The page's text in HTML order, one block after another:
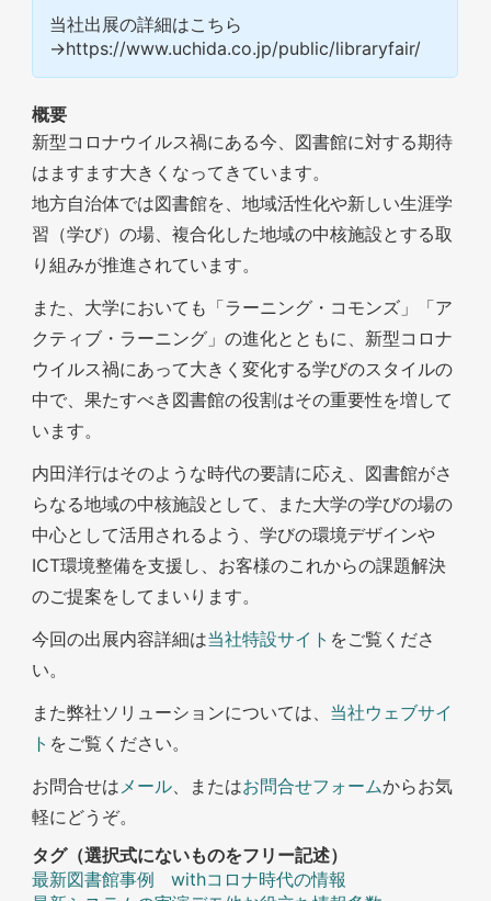
当社出展の詳細はこちら
→https://www.uchida.co.jp/public/libraryfair/
概要
新型コロナウイルス禍にある今、図書館に対する期待
はますます大きくなってきています。
地方自治体では図書館を、地域活性化や新しい生涯学
習（学び）の場、複合化した地域の中核施設とする取
り組みが推進されています。
また、大学においても「ラーニング・コモンズ」「ア
クティブ・ラーニング」の進化とともに、新型コロナ
ウイルス禍にあって大きく変化する学びのスタイルの
中で、果たすべき図書館の役割はその重要性を増して
います。
内田洋行はそのような時代の要請に応え、図書館がさ
らなる地域の中核施設として、また大学の学びの場の
中心として活用されるよう、学びの環境デザインや
ICT環境整備を支援し、お客様のこれからの課題解決
のご提案をしてまいります。
今回の出展内容詳細は当社特設サイト をご覧くださ
い。
また弊社ソリューションについては、 当社ウェブサイ
ト をご覧ください。
お問合せは メール 、またはお問合せフォームからお気
軽にどうぞ。
タグ（選択式にないものをフリー記述）
最新図書館事例
withコロナ時代の情報